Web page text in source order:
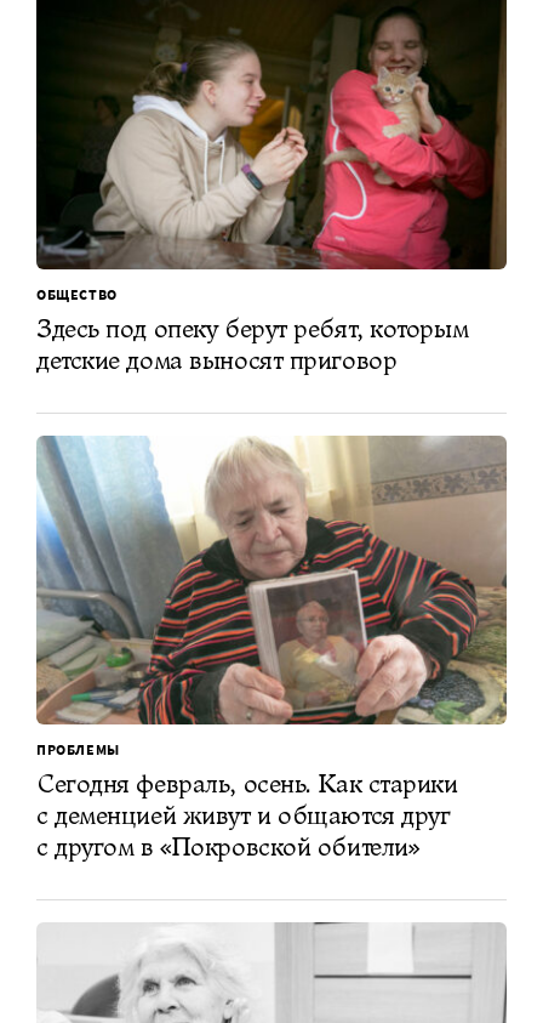
ОБЩЕСТВО
Здесь под опеку берут ребят, которым
детские дома выносят приговор
ПРОБЛЕМЫ
Сегодня февраль, осень. Как старики
с деменцией живут и общаются друг
с другом в «Покровской обители»